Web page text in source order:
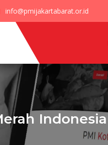
info@pmijakartabarat.or.id
Indonesia